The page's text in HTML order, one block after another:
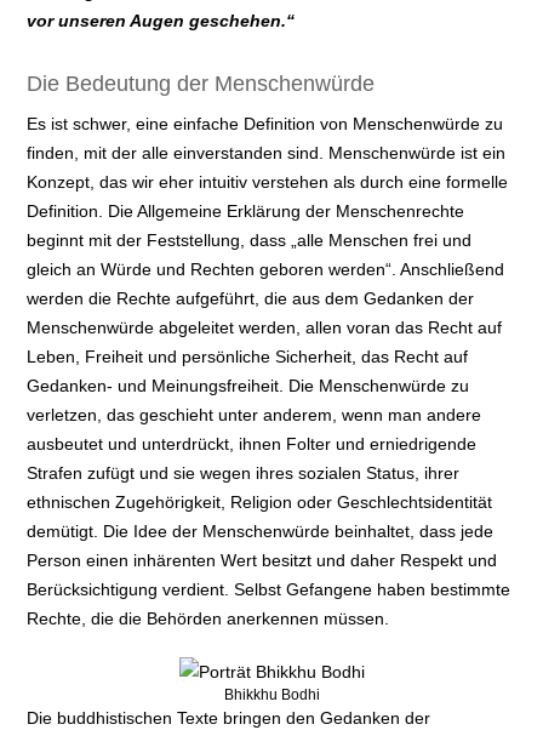
vor unseren Augen geschehen.“
Die Bedeutung der Menschenwürde
Es ist schwer, eine einfache Definition von Menschenwürde zu
finden, mit der alle einverstanden sind. Menschenwürde ist ein
Konzept, das wir eher intuitiv verstehen als durch eine formelle
Definition. Die Allgemeine Erklärung der Menschenrechte
beginnt mit der Feststellung, dass „alle Menschen frei und
gleich an Würde und Rechten geboren werden“. Anschließend
werden die Rechte aufgeführt, die aus dem Gedanken der
Menschenwürde abgeleitet werden, allen voran das Recht auf
Leben, Freiheit und persönliche Sicherheit, das Recht auf
Gedanken- und Meinungsfreiheit. Die Menschenwürde zu
verletzen, das geschieht unter anderem, wenn man andere
ausbeutet und unterdrückt, ihnen Folter und erniedrigende
Strafen zufügt und sie wegen ihres sozialen Status, ihrer
ethnischen Zugehörigkeit, Religion oder Geschlechtsidentität
demütigt. Die Idee der Menschenwürde beinhaltet, dass jede
Person einen inhärenten Wert besitzt und daher Respekt und
Berücksichtigung verdient. Selbst Gefangene haben bestimmte
Rechte, die die Behörden anerkennen müssen.
Bhikkhu Bodhi
Die buddhistischen Texte bringen den Gedanken der